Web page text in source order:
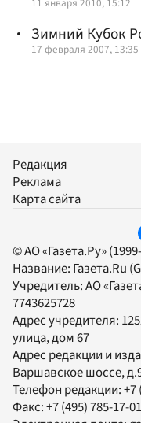
Зимний Кубок
17 февраля 2007, 13:35
Редакция
Реклама
Карта сайта
© АО «Газета.Ру»
Название: Газета.Ru
Учредитель:АО
7743625728
Адрес учредителя:
улица, дом 67
Адрес редакции и
Варшавское шоссе,
Телефон редакции:+7
Факс:+7 (495) 785-17-01